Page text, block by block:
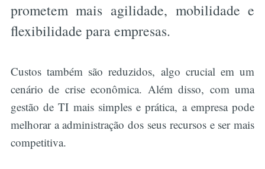
prometem mais agilidade, mobilidade e
flexibilidade para empresas.
Custos também são reduzidos, algo crucial em um
cenário de crise econômica. Além disso, com uma
gestão de TI mais simples e prática, a empresa pode
melhorar a administração dos seus recursos e ser mais
competitiva.